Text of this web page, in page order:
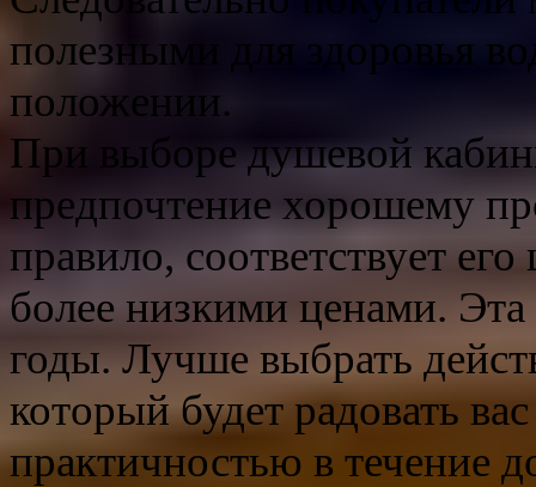
полезными для здоровья
положении.
При выборе душевой
предпочтение хорошему
правило, соответствует
более низкими ценами.
годы. Лучше выбрать
который будет радовать
практичностью в течение